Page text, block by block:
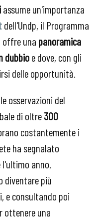
assume un'importanza
dell'Undp, il Programma
offre una panoramica
dubbioe dove, con gli
delle opportunità.
osservazioni del
di oltre300
costantemente i
ha segnalato
anno,
diventare più
e consultando poi
ottenere una